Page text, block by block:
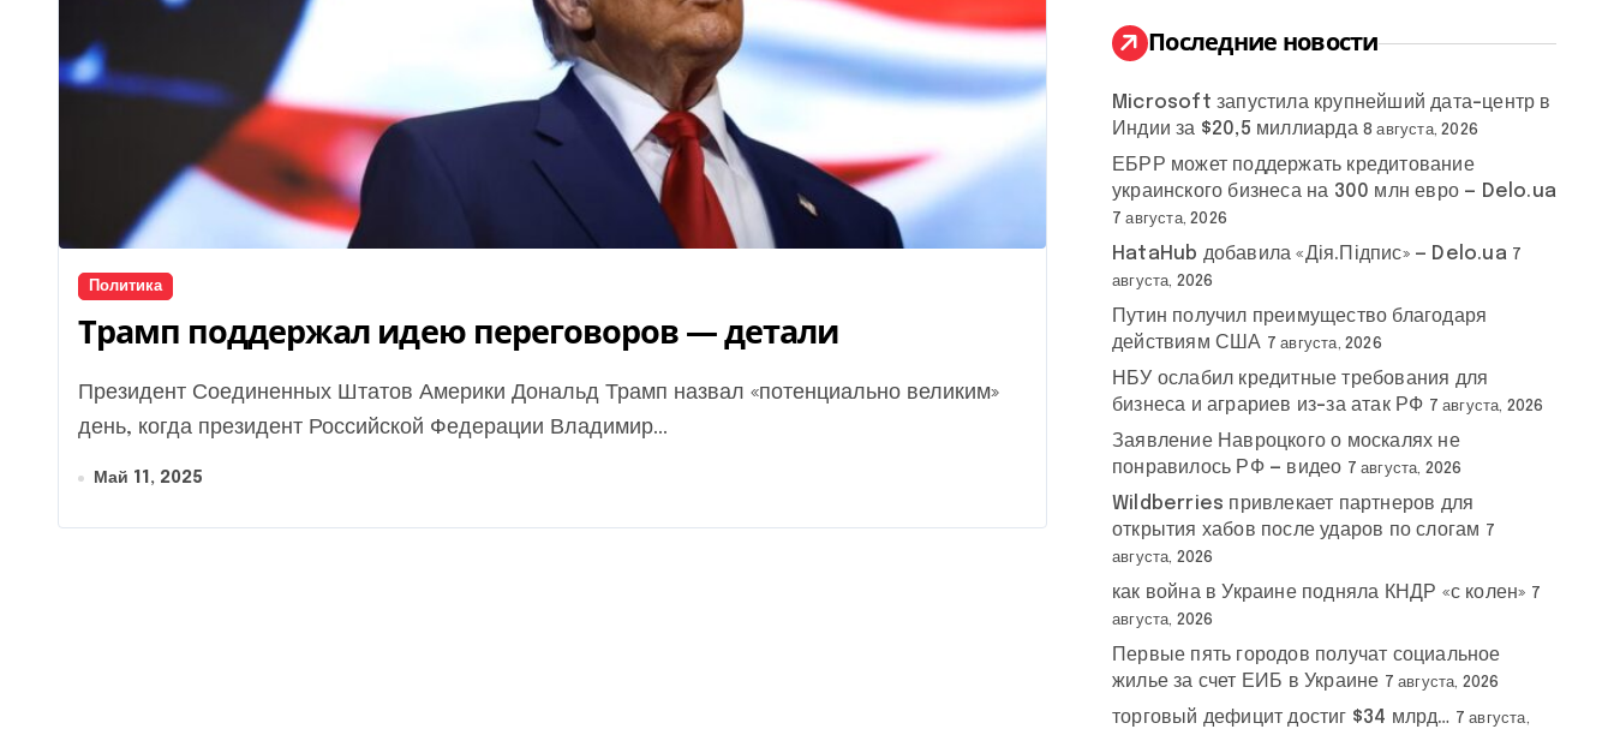
Политика
Трамп поддержал идею переговоров — детали
Президент Соединенных Штатов Америки Дональд Трамп назвал «потенциально великим»
день, когда президент Российской Федерации Владимир...
Май 11, 2025
:
Последние новости
Microsoft запустила крупнейший дата-центр в
Индии за $20,5 миллиарда 8 августа, 2026
ЕБРР может поддержать кредитование
украинского бизнеса на 300 млн евро — Delo.ua
7 августа, 2026
HataHub добавила «Дія.Підпис» — Delo.ua 7
августа, 2026
Путин получил преимущество благодаря
действиям США 7 августа, 2026
НБУ ослабил кредитные требования для
бизнеса и аграриев из-за атак РФ 7 августа, 2026
Заявление Навроцкого о москалях не
понравилось РФ — видео 7 августа, 2026
Wildberries привлекает партнеров для
открытия хабов после ударов по слогам 7
августа, 2026
как война в Украине подняла КНДР «с колен» 7
августа, 2026
Первые пять городов получат социальное
жилье за счет ЕИБ в Украине 7 августа, 2026
торговый дефицит достиг $34 млрд… 7 августа,